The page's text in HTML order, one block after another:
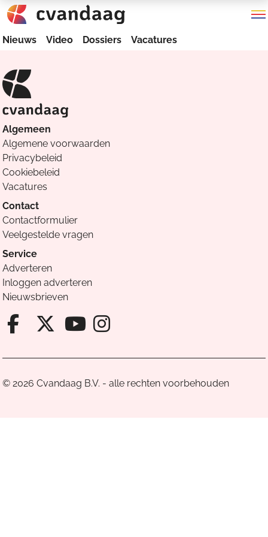
Nieuws Video Dossiers Vacatures
Algemeen
Algemene voorwaarden
Privacybeleid
Cookiebeleid
Vacatures
Contact
Contactformulier
Veelgestelde vragen
Service
Adverteren
Inloggen adverteren
Nieuwsbrieven
Facebook van Cvandaag
X van Cvandaag
Instagram van
© 2026 Cvandaag B.V. - alle rechten voorbehouden